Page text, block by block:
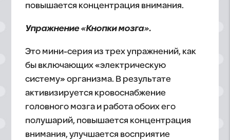
повышается концентрация внимания.
Упражнение «Кнопки мозга».
Это мини-серия из трех упражнений, как
бы включающих «электрическую
систему» организма. В результате
активизируется кровоснабжение
головного мозга и работа обоих его
полушарий, повышается концентрация
внимания, улучшается восприятие